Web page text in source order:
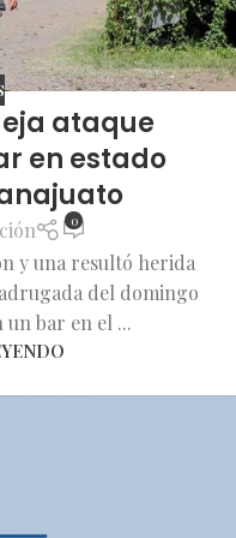
ataque
en estado
0
y una resultó herida
del domingo
un bar en el ...